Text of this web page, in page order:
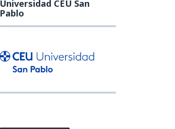
Universidad CEU San
Pablo